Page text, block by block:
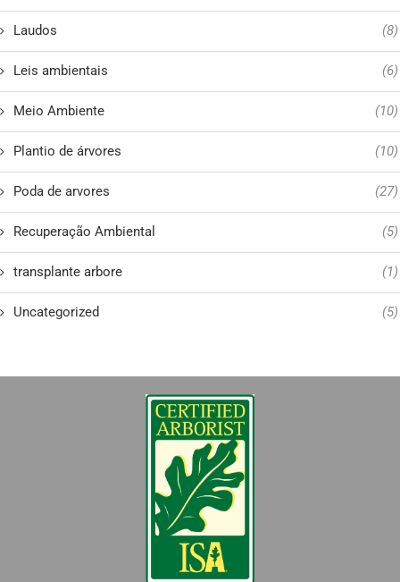
Laudos (8)
Leis ambientais (6)
Meio Ambiente (10)
Plantio de árvores (10)
Poda de arvores (27)
Recuperação Ambiental (5)
transplante arbore (1)
Uncategorized (5)